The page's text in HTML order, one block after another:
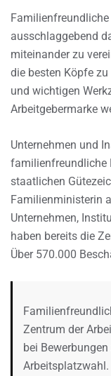
ausschlaggebend
miteinander zu
die besten Köpfe
und wichtigen
Arbeitgebermarke
Unternehmen und
familienfreundliche
staatlichen
Familienministerin
Unternehmen,
haben bereits die
Über 570.000
Zentrum der
bei
Arbeitsplatzwahl.